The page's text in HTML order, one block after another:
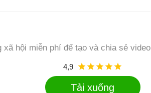
xã hội miễn phí để tạo và chia sẻ video
4,9
Tải xuống